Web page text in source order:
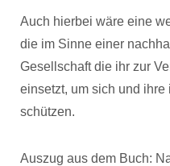
Auch hierbei wäre eine
die im Sinne einer
Gesellschaft die ihr zur
einsetzt, um sich und
schützen.
Auszug aus dem Buch: